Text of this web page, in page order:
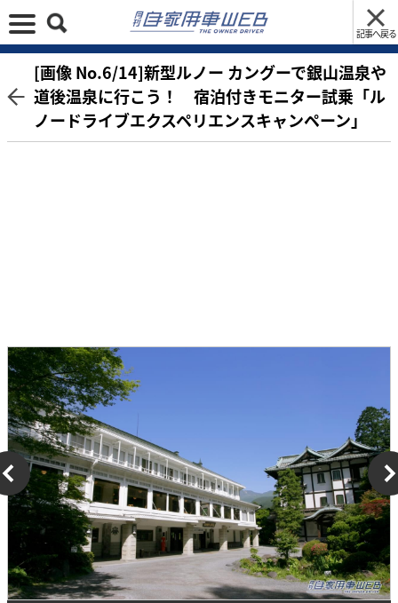
記事へ戻る
[画像 No.6/14]新型ルノー カングーで銀山温泉や
道後温泉に行こう！ 宿泊付きモニター試乗「ル
ノードライブエクスペリエンスキャンペーン」